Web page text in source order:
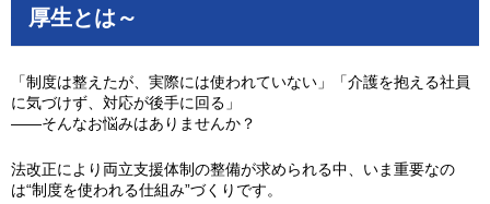
厚生とは～
「制度は整えたが、実際には使われていない」「介護を抱える社員
に気づけず、対応が後手に回る」
――そんなお悩みはありませんか？
法改正により両立支援体制の整備が求められる中、いま重要なの
は“制度を使われる仕組み”づくりです。